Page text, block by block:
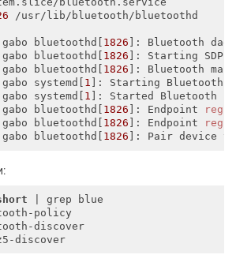
/usr/lib/bluetooth/bluetoothd
gabo bluetoothd[ 1826 ]: Bluetooth
gabo bluetoothd[ 1826 ]: Starting SDP
gabo bluetoothd[ 1826 ]: Bluetooth
gabo systemd[ 1 ]: Starting Bluetooth
gabo systemd[ 1 ]: Started Bluetooth
gabo bluetoothd[ 1826 ]: Endpoint
gabo bluetoothd[ 1826 ]: Endpoint
gabo bluetoothd[ 1826 ]: Pair device